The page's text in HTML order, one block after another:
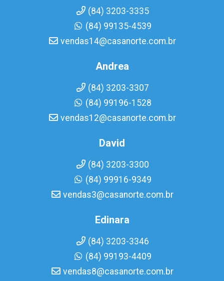
(84) 3203-3335
(84) 99135-4539
vendas14@casanorte.com.br
Andrea
(84) 3203-3307
(84) 99196-1528
vendas12@casanorte.com.br
David
(84) 3203-3300
(84) 99916-9349
vendas3@casanorte.com.br
Edinara
(84) 3203-3346
(84) 99193-4409
vendas8@casanorte.com.br